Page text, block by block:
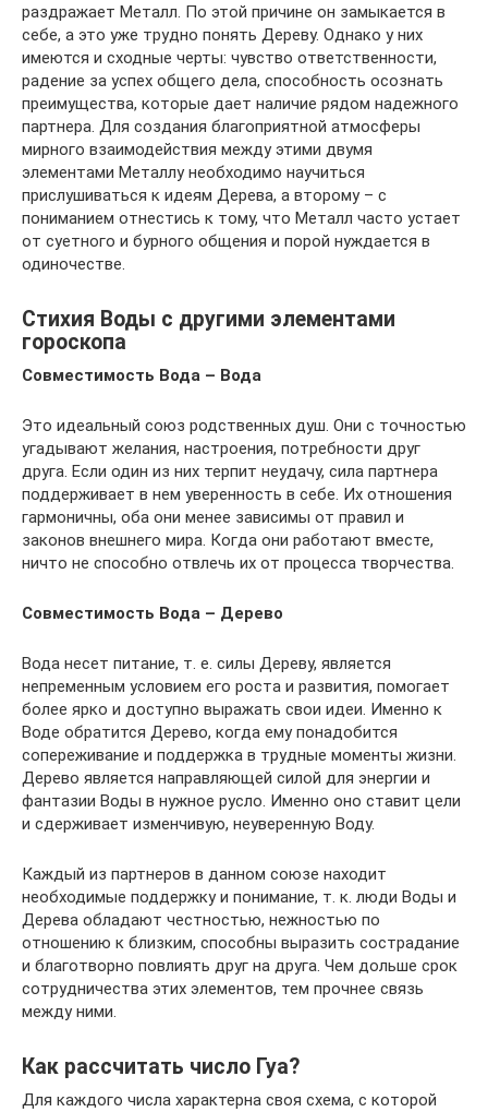
раздражает Металл. По этой причине он замыкается в
себе, а это уже трудно понять Дереву. Однако у них
имеются и сходные черты: чувство ответственности,
радение за успех общего дела, способность осознать
преимущества, которые дает наличие рядом надежного
партнера. Для создания благоприятной атмосферы
мирного взаимодействия между этими двумя
элементами Металлу необходимо научиться
прислушиваться к идеям Дерева, а второму – с
пониманием отнестись к тому, что Металл часто устает
от суетного и бурного общения и порой нуждается в
одиночестве.
Стихия Воды с другими элементами
гороскопа
Совместимость Вода – Вода
Это идеальный союз родственных душ. Они с точностью
угадывают желания, настроения, потребности друг
друга. Если один из них терпит неудачу, сила партнера
поддерживает в нем уверенность в себе. Их отношения
гармоничны, оба они менее зависимы от правил и
законов внешнего мира. Когда они работают вместе,
ничто не способно отвлечь их от процесса творчества.
Совместимость Вода – Дерево
Вода несет питание, т. е. силы Дереву, является
непременным условием его роста и развития, помогает
более ярко и доступно выражать свои идеи. Именно к
Воде обратится Дерево, когда ему понадобится
сопереживание и поддержка в трудные моменты жизни.
Дерево является направляющей силой для энергии и
фантазии Воды в нужное русло. Именно оно ставит цели
и сдерживает изменчивую, неуверенную Воду.
Каждый из партнеров в данном союзе находит
необходимые поддержку и понимание, т. к. люди Воды и
Дерева обладают честностью, нежностью по
отношению к близким, способны выразить сострадание
и благотворно повлиять друг на друга. Чем дольше срок
сотрудничества этих элементов, тем прочнее связь
между ними.
Как рассчитать число Гуа?
Для каждого числа характерна своя схема, с которой